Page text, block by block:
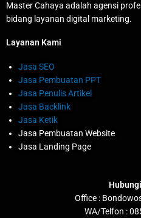
Master Cahaya adalah agensi
bidang layanan digital marketing.
Layanan Kami
Jasa SEO
Jasa Pembuatan PPT
Jasa Penulis Artikel
Jasa Backlink
Jasa Ketik
Jasa Pembuatan Website
Jasa Landing Page
Office :
WA/Telfon :